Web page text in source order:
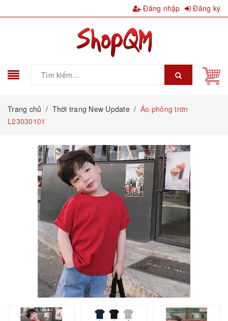
Đăng nhập Đăng ký
Trang chủ / Thời trang New Update / Áo phông trơn
L23030101